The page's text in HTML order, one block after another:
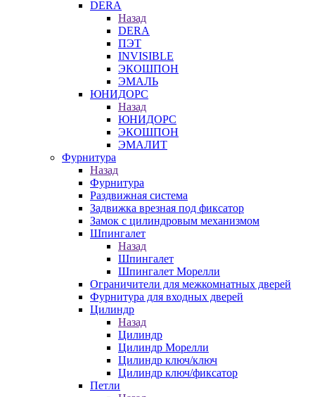
DERA
Назад
DERA
ПЭТ
INVISIBLE
ЭКОШПОН
ЭМАЛЬ
ЮНИДОРС
Назад
ЮНИДОРС
ЭКОШПОН
ЭМАЛИТ
Фурнитура
Назад
Фурнитура
Раздвижная система
Задвижка врезная под фиксатор
Замок с цилиндровым механизмом
Шпингалет
Назад
Шпингалет
Шпингалет Морелли
Ограничители для межкомнатных дверей
Фурнитура для входных дверей
Цилиндр
Назад
Цилиндр
Цилиндр Морелли
Цилиндр ключ/ключ
Цилиндр ключ/фиксатор
Петли